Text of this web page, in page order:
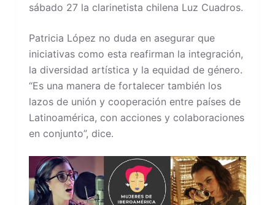
sábado 27 la clarinetista chilena Luz Cuadros.
Patricia López no duda en asegurar que
iniciativas como esta reafirman la integración,
la diversidad artística y la equidad de género.
“Es una manera de fortalecer también los
lazos de unión y cooperación entre países de
Latinoamérica, con acciones y colaboraciones
en conjunto”, dice.